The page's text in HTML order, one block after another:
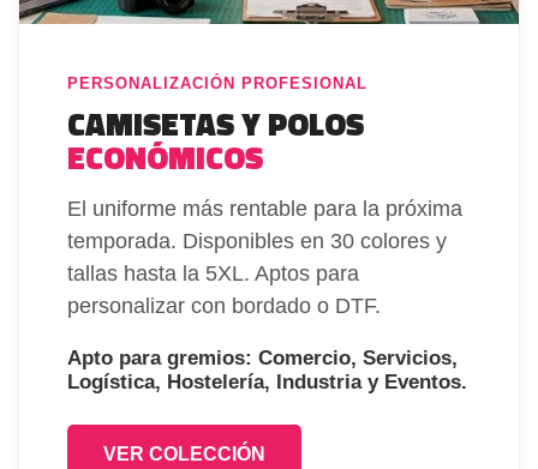
PERSONALIZACIÓN PROFESIONAL
CAMISETAS Y POLOS
ECONÓMICOS
El uniforme más rentable para la próxima
temporada. Disponibles en 30 colores y
tallas hasta la 5XL. Aptos para
personalizar con bordado o DTF.
Apto para gremios: Comercio, Servicios,
Logística, Hostelería, Industria y Eventos.
VER COLECCIÓN